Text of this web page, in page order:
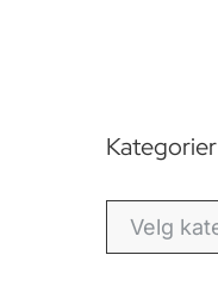
Kategorier
Kategorier